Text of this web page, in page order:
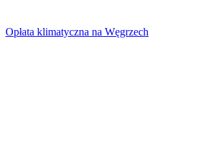
Opłata klimatyczna na Węgrzech